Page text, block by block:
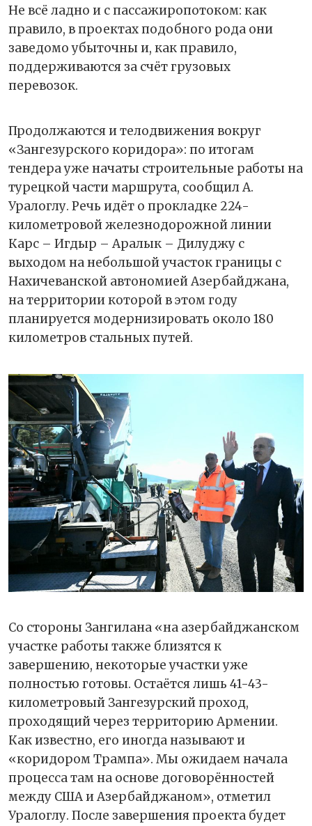
Не всё ладно и с пассажиропотоком: как
правило, в проектах подобного рода они
заведомо убыточны и, как правило,
поддерживаются за счёт грузовых
перевозок.
Продолжаются и телодвижения вокруг
«Зангезурского коридора»: по итогам
тендера уже начаты строительные работы на
турецкой части маршрута, сообщил А.
Уралоглу. Речь идёт о прокладке 224-
километровой железнодорожной линии
Карс – Игдыр – Аралык – Дилуджу с
выходом на небольшой участок границы с
Нахичеванской автономией Азербайджана,
на территории которой в этом году
планируется модернизировать около 180
километров стальных путей.
Со стороны Зангилана «на азербайджанском
участке работы также близятся к
завершению, некоторые участки уже
полностью готовы. Остаётся лишь 41-43-
километровый Зангезурский проход,
проходящий через территорию Армении.
Как известно, его иногда называют и
«коридором Трампа». Мы ожидаем начала
процесса там на основе договорённостей
между США и Азербайджаном», отметил
Уралоглу. После завершения проекта будет